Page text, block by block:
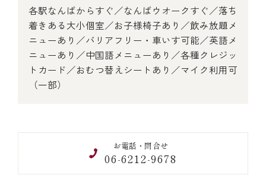
各駅なんばからすぐ／なんばウオークすぐ／落ち
着きある大小個室／お子様椅子あり／飲み放題メ
ニューあり／バリアフリー・車いす可能／英語メ
ニューあり／中国語メニューあり／各種クレジッ
トカード／おむつ替えシートあり／マイク利用可
（一部）
お電話・問合せ
06-6212-9678